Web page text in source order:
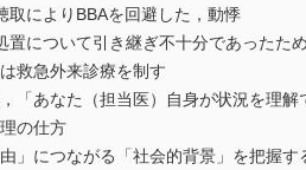
によりBBAを回避した，動悸
について引き継ぎ不十分であったた
救急外来診療を制す
「あなた（担当医）自身が状況を理解
の仕方
」につながる「社会的背景」を把握す